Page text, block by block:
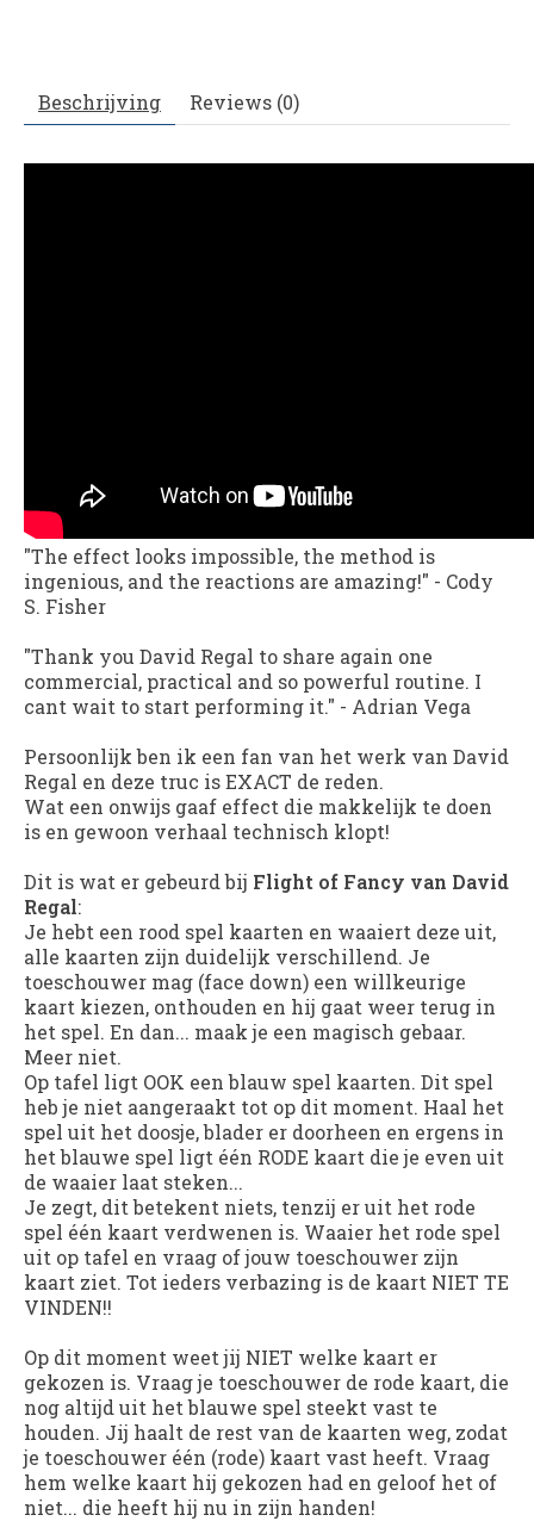
Beschrijving Reviews (0)
"The effect looks impossible, the method is
ingenious, and the reactions are amazing!" - Cody
S. Fisher
"Thank you David Regal to share again one
commercial, practical and so powerful routine. I
cant wait to start performing it." - Adrian Vega
Persoonlijk ben ik een fan van het werk van David
Regal en deze truc is EXACT de reden.
Wat een onwijs gaaf effect die makkelijk te doen
is en gewoon verhaal technisch klopt!
Dit is wat er gebeurd bij Flight of Fancy van David
Regal:
Je hebt een rood spel kaarten en waaiert deze uit,
alle kaarten zijn duidelijk verschillend. Je
toeschouwer mag (face down) een willkeurige
kaart kiezen, onthouden en hij gaat weer terug in
het spel. En dan... maak je een magisch gebaar.
Meer niet.
Op tafel ligt OOK een blauw spel kaarten. Dit spel
heb je niet aangeraakt tot op dit moment. Haal het
spel uit het doosje, blader er doorheen en ergens in
het blauwe spel ligt één RODE kaart die je even uit
de waaier laat steken...
Je zegt, dit betekent niets, tenzij er uit het rode
spel één kaart verdwenen is. Waaier het rode spel
uit op tafel en vraag of jouw toeschouwer zijn
kaart ziet. Tot ieders verbazing is de kaart NIET TE
VINDEN!!
Op dit moment weet jij NIET welke kaart er
gekozen is. Vraag je toeschouwer de rode kaart, die
nog altijd uit het blauwe spel steekt vast te
houden. Jij haalt de rest van de kaarten weg, zodat
je toeschouwer één (rode) kaart vast heeft. Vraag
hem welke kaart hij gekozen had en geloof het of
niet... die heeft hij nu in zijn handen!